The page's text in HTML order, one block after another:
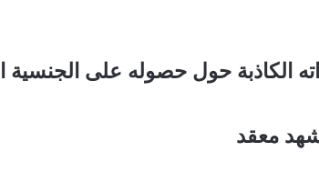
الكاذبة حول حصوله على الجنسية
معقد